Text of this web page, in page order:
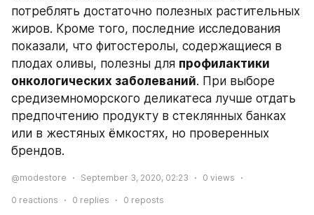
потреблять достаточно полезных растительных
жиров. Кроме того, последние исследования
показали, что фитостеролы, содержащиеся в
плодах оливы, полезны для профилактики
онкологических заболеваний. При выборе
средиземноморского деликатеса лучше отдать
предпочтению продукту в стеклянных банках
или в жестяных ёмкостях, но проверенных
брендов.
@modestore September 3, 2020, 02:23 0 views
0 reactions 0 replies 0 reposts